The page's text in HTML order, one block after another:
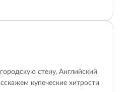
стену, Английский
купеческие хитрости